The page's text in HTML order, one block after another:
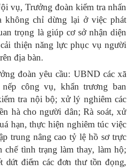
vụ, Trưởng đoàn kiểm tra nhấn
không chỉ dừng lại ở việc phát
trọng là giúp cơ sở nhận diện
thiện năng lực phục vụ người
địa bàn.
đoàn yêu cầu: UBND các xã
công vụ, khẩn trương ban
tra nội bộ; xử lý nghiêm các
hà cho người dân; Rà soát, xử
hạn, thực hiện nghiêm túc việc
trung nâng cao tỷ lệ hồ sơ trực
chế tình trạng làm thay, làm hộ;
dứt điểm các đơn thư tồn đọng,